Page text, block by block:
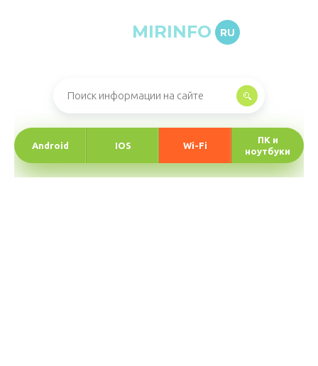
MIRINFO RU
Android IOS Wi-Fi
ПК и
ноутбуки